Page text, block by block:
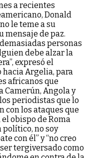
a recientes
Donald
le teme a su
mensaje de paz.
personas
debe alzar la
expresó el
hacia Argelia, para
africanos que
Camerún, Angola y
periodistas que lo
con los ataques que
obispo de Roma
político, no soy
con él” y “no creo
tergiversado como